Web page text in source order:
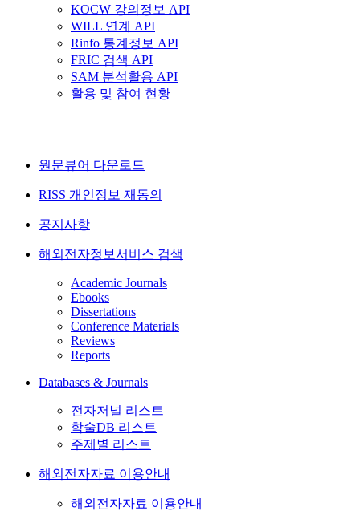
KOCW 강의정보 API
WILL 연계 API
Rinfo 통계정보 API
FRIC 검색 API
SAM 분석활용 API
활용 및 참여 현황
원문뷰어 다운로드
RISS 개인정보 재동의
공지사항
해외전자정보서비스 검색
Academic Journals
Ebooks
Dissertations
Conference Materials
Reviews
Reports
Databases & Journals
전자저널 리스트
학술DB 리스트
주제별 리스트
해외전자자료 이용안내
해외전자자료 이용안내